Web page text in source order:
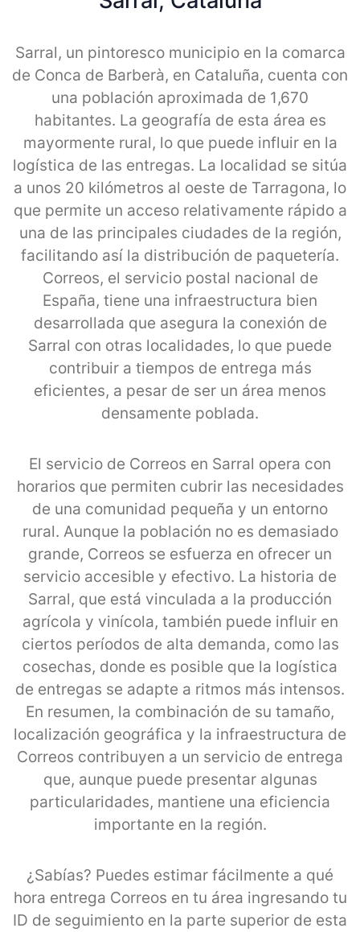
Sarral, un pintoresco municipio en la comarca
de Conca de Barberà, en Cataluña, cuenta con
una población aproximada de 1,670
habitantes. La geografía de esta área es
mayormente rural, lo que puede influir en la
logística de las entregas. La localidad se sitúa
a unos 20 kilómetros al oeste de Tarragona, lo
que permite un acceso relativamente rápido a
una de las principales ciudades de la región,
facilitando así la distribución de paquetería.
Correos, el servicio postal nacional de
España, tiene una infraestructura bien
desarrollada que asegura la conexión de
Sarral con otras localidades, lo que puede
contribuir a tiempos de entrega más
eficientes, a pesar de ser un área menos
densamente poblada.
El servicio de Correos en Sarral opera con
horarios que permiten cubrir las necesidades
de una comunidad pequeña y un entorno
rural. Aunque la población no es demasiado
grande, Correos se esfuerza en ofrecer un
servicio accesible y efectivo. La historia de
Sarral, que está vinculada a la producción
agrícola y vinícola, también puede influir en
ciertos períodos de alta demanda, como las
cosechas, donde es posible que la logística
de entregas se adapte a ritmos más intensos.
En resumen, la combinación de su tamaño,
localización geográfica y la infraestructura de
Correos contribuyen a un servicio de entrega
que, aunque puede presentar algunas
particularidades, mantiene una eficiencia
importante en la región.
¿Sabías? Puedes estimar fácilmente a qué
hora entrega Correos en tu área ingresando tu
ID de seguimiento en la parte superior de esta